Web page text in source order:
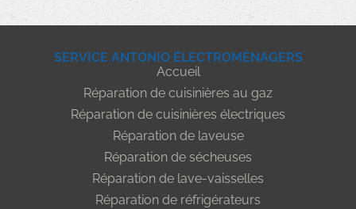
SERVICE ANTONIO ÉLECTROMÉNAGERS
Accueil
Réparation de cuisinières au gaz
Réparation de cuisinières électriques
Réparation de laveuse
Réparation de sécheuses
Réparation de lave-vaisselles
Réparation de réfrigérateurs